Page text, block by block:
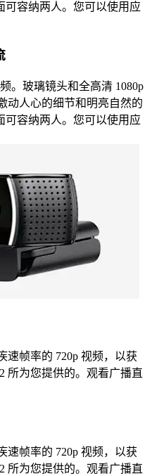
可容纳两人。您可以使用应
。玻璃镜头和全高清 1080p
动人心的细节和明亮自然的
可容纳两人。您可以使用应
速帧率的 720p 视频，以获
所为您提供的。观看广播直
速帧率的 720p 视频，以获
所为您提供的。观看广播直